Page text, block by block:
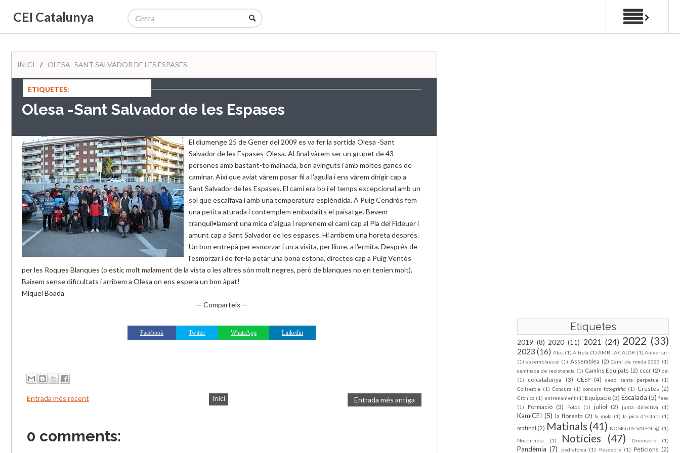
CEI Catalunya
INICI / OLESA -SANT SALVADOR DE LES ESPASES
ETIQUETES:
Olesa -Sant Salvador de les Espases
El diumenge 25 de Gener del 2009 es va fer la sortida Olesa -Sant
Salvador de les Espases-Olesa. Al final vàrem ser un grupet de 43
persones amb bastant-te mainada, ben avinguts i amb moltes ganes de
caminar. Així que aviat vàrem posar fil a l'agulla i ens vàrem dirigir cap a
Sant Salvador de les Espases. El camí era bo i el temps excepcional amb un
sol que escalfava i amb una temperatura esplèndida. A Puig Cendrós fem
una petita aturada i contemplem embadalits el paisatge. Bevem
tranquil•lament una mica d'aigua i reprenem el camí cap al Pla del Fideuer i
amunt cap a Sant Salvador de les espases. Hi arribem una horeta després.
Un bon entrepà per esmorzar i un a visita, per lliure, a l'ermita. Després de
l'esmorzar i de fer-la petar una bona estona, directes cap a Puig Ventós
per les Roques Blanques (o estic molt malament de la vista o les altres són molt negres, però de blanques no en tenien molt).
Baixem sense dificultats i arribem a Olesa on ens espera un bon àpat!
Miquel Boada
— Comparteix —
Facebook Twitter WhatsApp Linkedin
Entrada més recent Entrada més antiga
Inici
0 comments:
Etiquetes
2019 (8) 2020 (11) 2021 (24) 2022 (33)
2023 (16) Alps (1) Altiplà (1) AMB LA CALOR (1) Aniversari
(1) assemblae.cei (1) Assemblea (2) Camí de ronda 2023 (1)
caminada de resistencia (1) Camins Equipats (2) cccr (2) cei
(1)
ceicatalunya (3) CESP (4) cesp santa perpetua
(1)
Collserola (1) Concurs (1) concurs fotogràfic (1) Crestes (2)
Crònica (1) entrenament (1) Equipació (3) Escalada (5) feec
(1)
Formació (3) Fotos (1) juliol (2) junta directiva (1)
KamiCEI (5) la floresta (2) la mola (1) la pica d'estats (1)
matinal (2) Matinals (41) NO SIGUIS VALENT@! (1)
Nocturneta
(1) Notícies (47) Orientació (1)
Pandèmia (7) pedraforca (1) Pessebre (1) Peticions (2)